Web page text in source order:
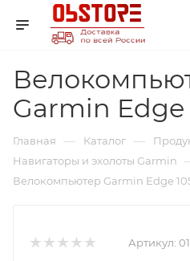
Garmin Edge
Главная — Каталог —
Навигаторы и эхолоты Garmin
Велокомпьютер Garmin Edge
Артикул: